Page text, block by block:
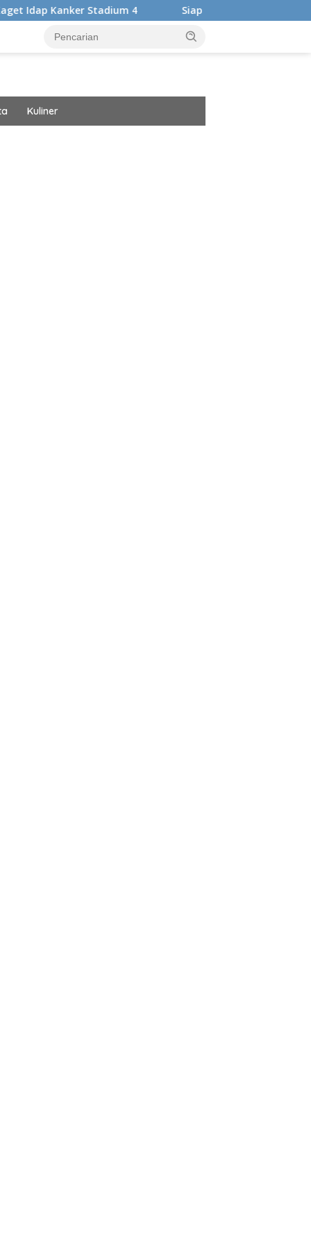
4 Siap Harumkan Nama Bangsa, Audrey
Kuliner